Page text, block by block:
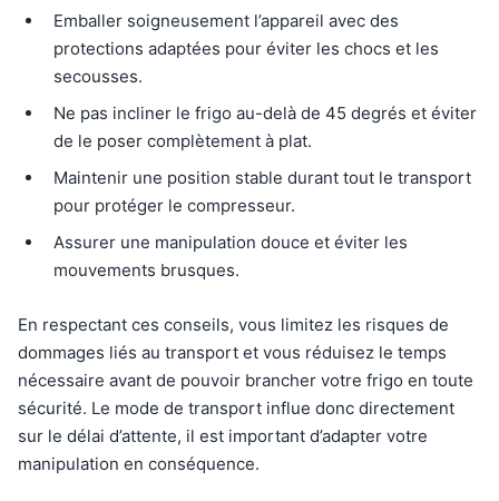
Emballer soigneusement l’appareil avec des
protections adaptées pour éviter les chocs et les
secousses.
Ne pas incliner le frigo au-delà de 45 degrés et éviter
de le poser complètement à plat.
Maintenir une position stable durant tout le transport
pour protéger le compresseur.
Assurer une manipulation douce et éviter les
mouvements brusques.
En respectant ces conseils, vous limitez les risques de
dommages liés au transport et vous réduisez le temps
nécessaire avant de pouvoir brancher votre frigo en toute
sécurité. Le mode de transport influe donc directement
sur le délai d’attente, il est important d’adapter votre
manipulation en conséquence.